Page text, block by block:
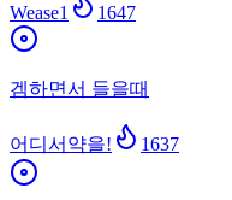
Wease1 1647
겜하면서 들을때
어디서약을! 1637